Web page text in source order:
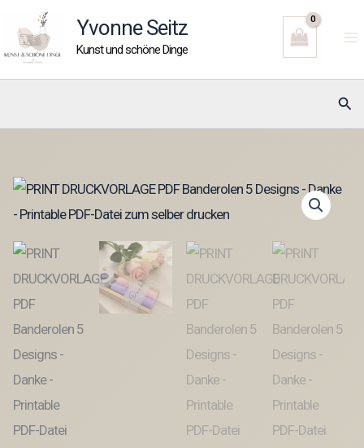
Inhalt
springen
Yvonne Seitz
Kunst und schöne Dinge